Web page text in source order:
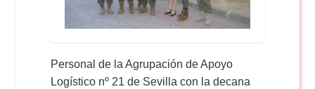
Personal de la Agrupación de Apoyo
Logístico nº 21 de Sevilla con la decana